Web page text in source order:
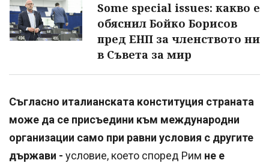
Some special issues: какво е
обяснил Бойко Борисов
пред ЕНП за членството ни
в Съвета за мир
Съгласно италианската конституция страната
може да се присъедини към международни
организации само при равни условия с другите
държави - условие, което според Рим не е